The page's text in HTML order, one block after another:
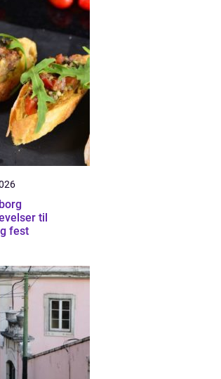
til
fest